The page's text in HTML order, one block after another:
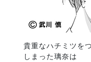
貴重なハチミツを
しまった璃奈は